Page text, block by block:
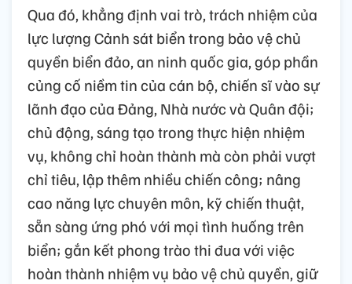
Qua đó, khẳng định vai trò, trách nhiệm của
lực lượng Cảnh sát biển trong bảo vệ chủ
quyền biển đảo, an ninh quốc gia, góp phần
củng cố niềm tin của cán bộ, chiến sĩ vào sự
lãnh đạo của Đảng, Nhà nước và Quân đội;
chủ động, sáng tạo trong thực hiện nhiệm
vụ, không chỉ hoàn thành mà còn phải vượt
chỉ tiêu, lập thêm nhiều chiến công; nâng
cao năng lực chuyên môn, kỹ chiến thuật,
sẵn sàng ứng phó với mọi tình huống trên
biển; gắn kết phong trào thi đua với việc
hoàn thành nhiệm vụ bảo vệ chủ quyền, giữ